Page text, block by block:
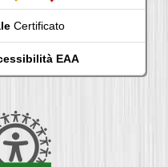
Certificato
EAA